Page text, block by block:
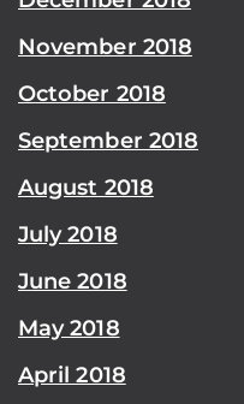
November 2018
October 2018
September 2018
August 2018
July 2018
June 2018
May 2018
April 2018